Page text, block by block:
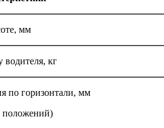
мм
водителя, кг
по горизонтали, мм
положений)